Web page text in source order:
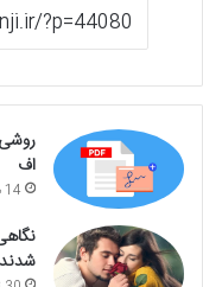
اف
14 مرداد 1405
شدند